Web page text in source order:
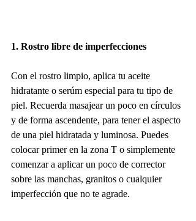
1. Rostro libre de imperfecciones
Con el rostro limpio, aplica tu aceite
hidratante o serúm especial para tu tipo de
piel. Recuerda masajear un poco en círculos
y de forma ascendente, para tener el aspecto
de una piel hidratada y luminosa. Puedes
colocar primer en la zona T o simplemente
comenzar a aplicar un poco de corrector
sobre las manchas, granitos o cualquier
imperfección que no te agrade.